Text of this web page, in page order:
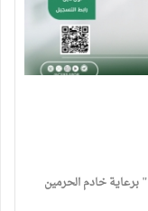
إقامة “المُلتقى الدولي للمسؤولية الاجتماعية 2024" برعاية خادم الحرمين